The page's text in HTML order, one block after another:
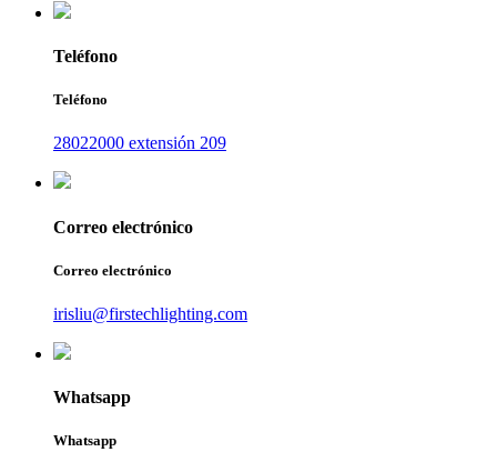
Teléfono
Teléfono
28022000 extensión 209
Correo electrónico
Correo electrónico
irisliu@firstechlighting.com
Whatsapp
Whatsapp